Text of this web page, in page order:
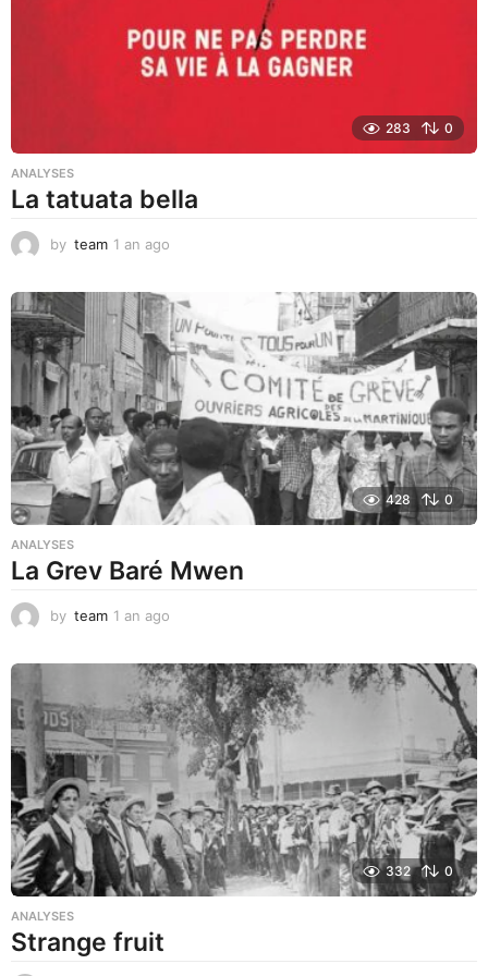
283 0
ANALYSES
La tatuata bella
by team 1 an ago
a
g
o
428 0
ANALYSES
La Grev Baré Mwen
by team 1 an ago
a
g
o
332 0
ANALYSES
Strange fruit